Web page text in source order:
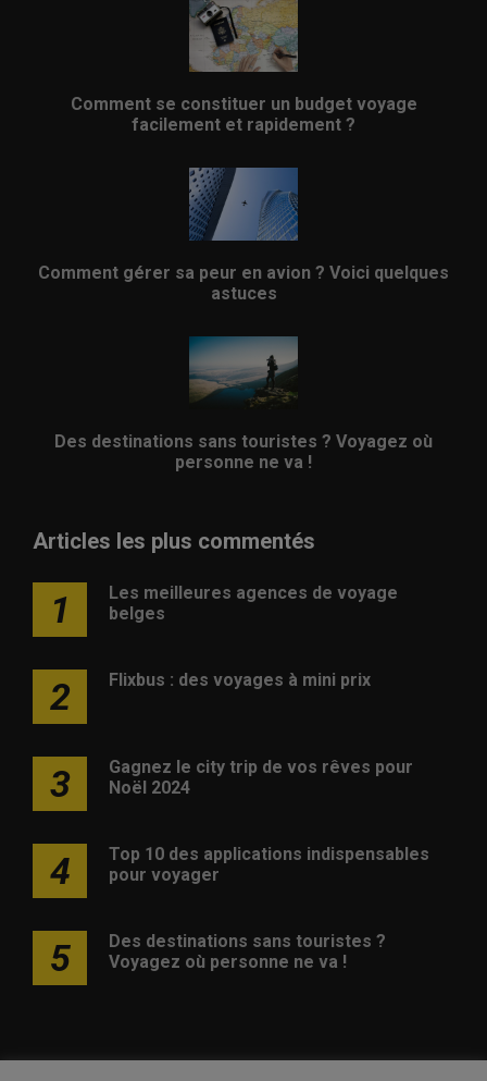
Comment se constituer un budget voyage
facilement et rapidement ?
Comment gérer sa peur en avion ? Voici quelques
astuces
Des destinations sans touristes ? Voyagez où
personne ne va !
Articles les plus commentés
1
Les meilleures agences de voyage
belges
2 Flixbus : des voyages à mini prix
3
Gagnez le city trip de vos rêves pour
Noël 2024
4
Top 10 des applications indispensables
pour voyager
5
Des destinations sans touristes ?
Voyagez où personne ne va !